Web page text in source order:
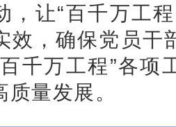
，让“百千万工
效，确保党员干
千万工程”各项
量发展。